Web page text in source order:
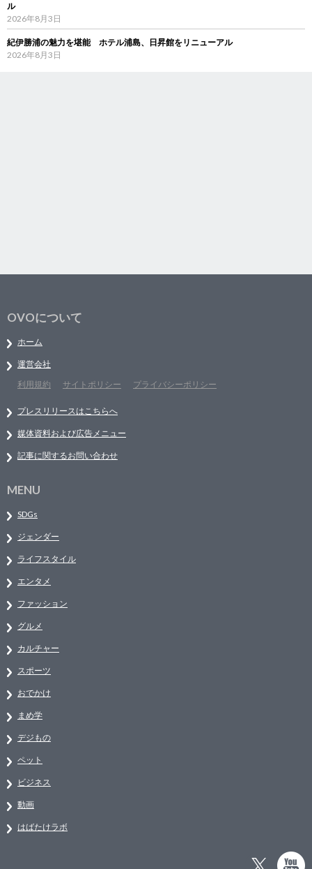
ル
2026年8月3日
紀伊勝浦の魅力を堪能 ホテル浦島、日昇館をリニューアル
2026年8月3日
OVOについて
ホーム
運営会社
利用規約
サイトポリシー プライバシーポリシー
プレスリリースはこちらへ
媒体資料および広告メニュー
記事に関するお問い合わせ
MENU
SDGs
ジェンダー
ライフスタイル
エンタメ
ファッション
グルメ
カルチャー
スポーツ
おでかけ
まめ学
デジもの
ペット
ビジネス
動画
はばたけラボ